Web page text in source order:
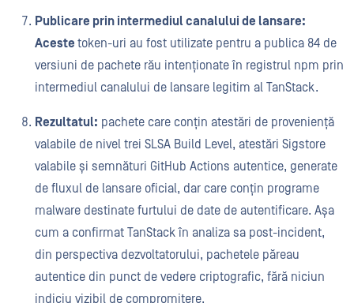
Publicare prin intermediul canalului de lansare:
Aceste token-uri au fost utilizate pentru a publica 84 de
versiuni de pachete rău intenționate în registrul npm prin
intermediul canalului de lansare legitim al TanStack.
Rezultatul: pachete care conțin atestări de proveniență
valabile de nivel trei SLSA Build Level, atestări Sigstore
valabile și semnături GitHub Actions autentice, generate
de fluxul de lansare oficial, dar care conțin programe
malware destinate furtului de date de autentificare. Așa
cum a confirmat TanStack în analiza sa post-incident,
din perspectiva dezvoltatorului, pachetele păreau
autentice din punct de vedere criptografic, fără niciun
indiciu vizibil de compromitere.